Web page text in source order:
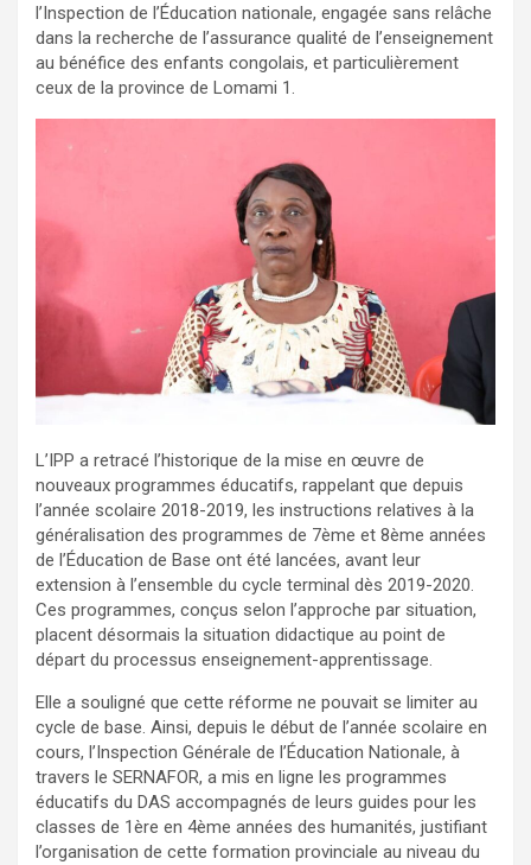
l’Inspection de l’Éducation nationale, engagée sans relâche
dans la recherche de l’assurance qualité de l’enseignement
au bénéfice des enfants congolais, et particulièrement
ceux de la province de Lomami 1.
L’IPP a retracé l’historique de la mise en œuvre de
nouveaux programmes éducatifs, rappelant que depuis
l’année scolaire 2018-2019, les instructions relatives à la
généralisation des programmes de 7ème et 8ème années
de l’Éducation de Base ont été lancées, avant leur
extension à l’ensemble du cycle terminal dès 2019-2020.
Ces programmes, conçus selon l’approche par situation,
placent désormais la situation didactique au point de
départ du processus enseignement-apprentissage.
Elle a souligné que cette réforme ne pouvait se limiter au
cycle de base. Ainsi, depuis le début de l’année scolaire en
cours, l’Inspection Générale de l’Éducation Nationale, à
travers le SERNAFOR, a mis en ligne les programmes
éducatifs du DAS accompagnés de leurs guides pour les
classes de 1ère en 4ème années des humanités, justifiant
l’organisation de cette formation provinciale au niveau du